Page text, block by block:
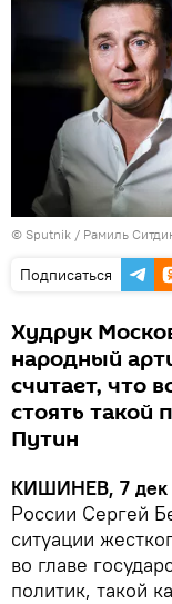
© Sputnik / Рамиль
Подписаться
Худрук
народный
считает, что
стоять такой
Путин
КИШИНЕВ, 7 дек
России Сергей
ситуации
во главе
политик, такой